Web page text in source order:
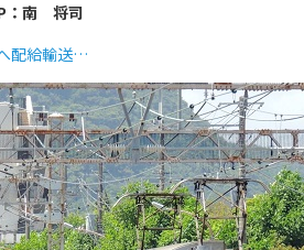
：南 将司
配給輸送…